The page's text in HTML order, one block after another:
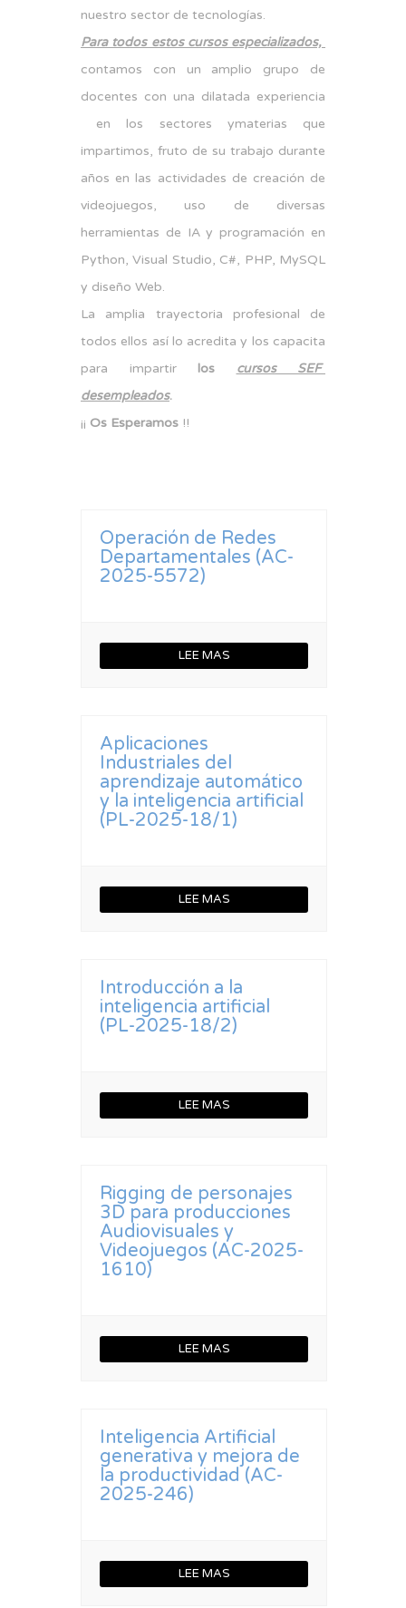
nuestro sector de tecnologías.
Para todos estos cursos especializados,
contamos con un amplio grupo de
docentes con una dilatada experiencia
en los sectores ymaterias que
impartimos, fruto de su trabajo durante
años en las actividades de creación de
videojuegos, uso de diversas
herramientas de IA y programación en
Python, Visual Studio, C#, PHP, MySQL
y diseño Web.
La amplia trayectoria profesional de
todos ellos así lo acredita y los capacita
para impartir los
cursos SEF
desempleados.
¡¡ Os Esperamos !!
Operación de Redes
Departamentales (AC-
2025-5572)
LEE MAS
Aplicaciones
Industriales del
aprendizaje automático
y la inteligencia artificial
(PL-2025-18/1)
LEE MAS
Introducción a la
inteligencia artificial
(PL-2025-18/2)
LEE MAS
Rigging de personajes
3D para producciones
Audiovisuales y
Videojuegos (AC-2025-
1610)
LEE MAS
Inteligencia Artificial
generativa y mejora de
la productividad (AC-
2025-246)
LEE MAS